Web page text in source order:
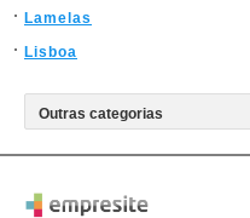
Lamelas
Lisboa